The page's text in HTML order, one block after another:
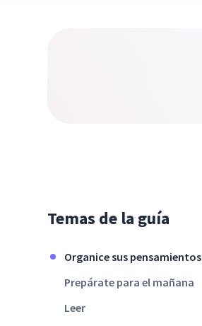
Temas de la guía
Organice sus pensamientos
Prepárate para el mañana
Leer